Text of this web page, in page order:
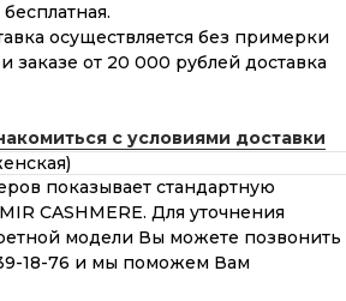
осуществляется без примерки
от 20 000 рублей доставка
с условиями доставки
показывает стандартную
CASHMERE. Для уточнения
модели Вы можете позвонить
18-76 и мы поможем Вам